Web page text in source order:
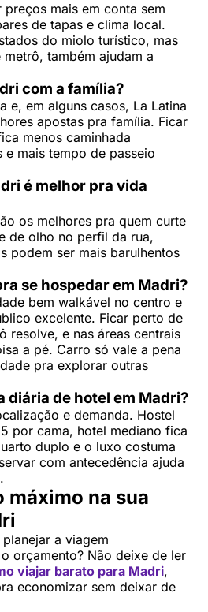
preços mais em conta sem
de tapas e clima local.
do miolo turístico, mas
também ajudam a
com a família?
e, em alguns casos, La Latina
apostas pra família. Ficar
menos caminhada
e mais tempo de passeio
é melhor pra vida
os melhores pra quem curte
de olho no perfil da rua,
podem ser mais barulhentos
se hospedar em Madri?
bem walkável no centro e
excelente. Ficar perto de
resolve, e nas áreas centrais
a pé. Carro só vale a pena
pra explorar outras
diária de hotel em Madri?
e demanda. Hostel
por cama, hotel mediano fica
duplo e o luxo costuma
com antecedência ajuda
máximo na sua
a viagem
orçamento? Não deixe de ler
viajar barato para Madri,
economizar sem deixar de